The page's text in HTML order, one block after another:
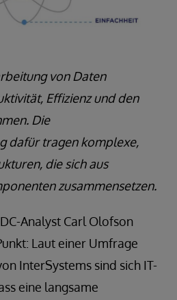
von Daten
Effizienz und den
Die
dafür tragen komplexe,
die sich aus
zusammensetzen.
Analyst Carl Olofson
Laut einer Umfrage
InterSystems sind sich IT-
eine langsame